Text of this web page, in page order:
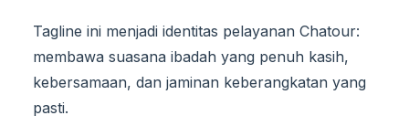
Tagline ini menjadi identitas pelayanan Chatour:
membawa suasana ibadah yang penuh kasih,
kebersamaan, dan jaminan keberangkatan yang
pasti.